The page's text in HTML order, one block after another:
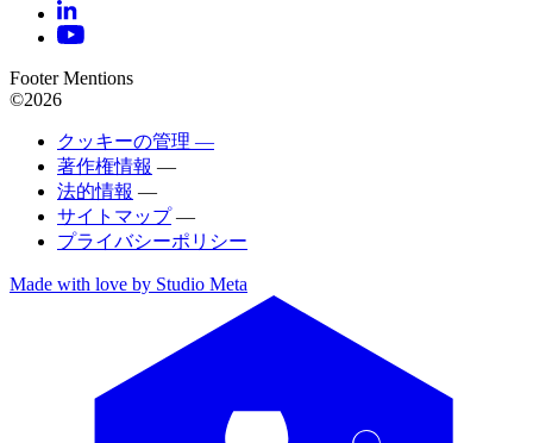
Footer Mentions
©2026
クッキーの管理 —
著作権情報 —
法的情報 —
サイトマップ —
プライバシーポリシー
Made with love by Studio Meta